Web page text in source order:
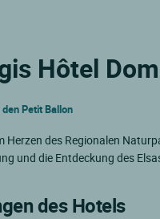
Hôtel
Petit Ballon
des Regionalen
und die Entdeckung des
des Hotels